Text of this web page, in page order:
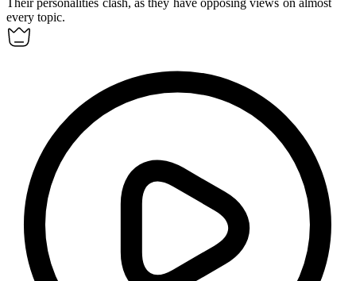
Their personalities clash, as they have opposing views on almost
every topic.